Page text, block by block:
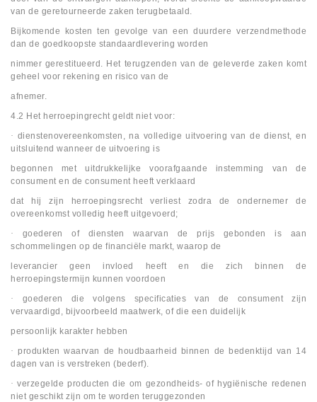
van de geretourneerde zaken terugbetaald.
Bijkomende kosten ten gevolge van een duurdere verzendmethode
dan de goedkoopste standaardlevering worden
nimmer gerestitueerd. Het terugzenden van de geleverde zaken komt
geheel voor rekening en risico van de
afnemer.
4.2 Het herroepingrecht geldt niet voor:
· dienstenovereenkomsten, na volledige uitvoering van de dienst, en
uitsluitend wanneer de uitvoering is
begonnen met uitdrukkelijke voorafgaande instemming van de
consument en de consument heeft verklaard
dat hij zijn herroepingsrecht verliest zodra de ondernemer de
overeenkomst volledig heeft uitgevoerd;
· goederen of diensten waarvan de prijs gebonden is aan
schommelingen op de financiële markt, waarop de
leverancier geen invloed heeft en die zich binnen de
herroepingstermijn kunnen voordoen
· goederen die volgens specificaties van de consument zijn
vervaardigd, bijvoorbeeld maatwerk, of die een duidelijk
persoonlijk karakter hebben
·produkten waarvan de houdbaarheid binnen de bedenktijd van 14
dagen van is verstreken (bederf).
·verzegelde producten die om gezondheids- of hygiënische redenen
niet geschikt zijn om te worden teruggezonden